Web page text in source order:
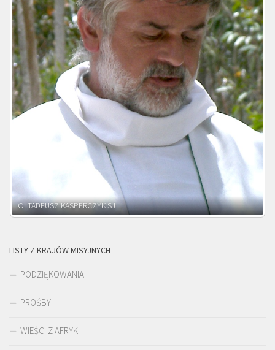
O. ADNRZEJ LEŚNIARA SJ
LISTY Z KRAJÓW MISYJNYCH
PODZIĘKOWANIA
PROŚBY
WIEŚCI Z AFRYKI